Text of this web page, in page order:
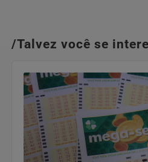
/Talvez você se